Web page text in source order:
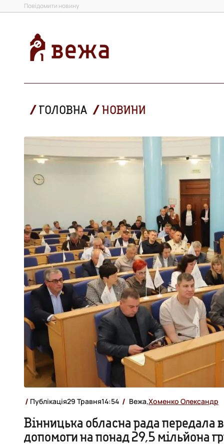
Повідомити новину
ГОЛОВНА НОВИНИ
Публікація29 Травня14:54 Вежа,Хоменко Олександр
Вінницька обласна рада передала
допомоги на понад 29,5 мільйона